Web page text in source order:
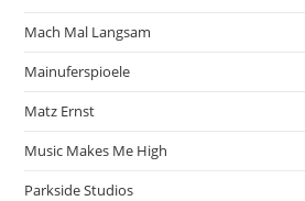
Mach Mal Langsam
Mainuferspioele
Matz Ernst
Music Makes Me High
Parkside Studios